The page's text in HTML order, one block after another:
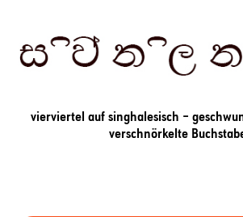
vierviertel auf singhalesisch –
verschnörkelte